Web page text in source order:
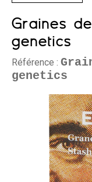
Graines
genetics
Référence :
genetics